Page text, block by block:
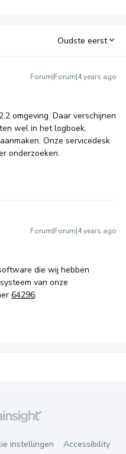
Oudste eerst
Forum|Forum|4 years ago
omgeving. Daar verschijnen
wel in het logboek.
Onze servicedesk
onderzoeken.
Forum|Forum|4 years ago
die wij hebben
van onze
64296.
instellingen
Accessibility